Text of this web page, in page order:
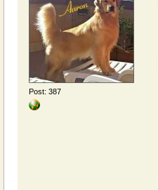
Post: 387